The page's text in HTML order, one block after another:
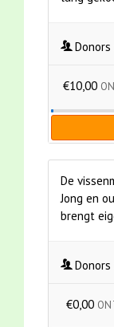
Donors
€10,00
De
Jong en
brengt
Donors
€0,00